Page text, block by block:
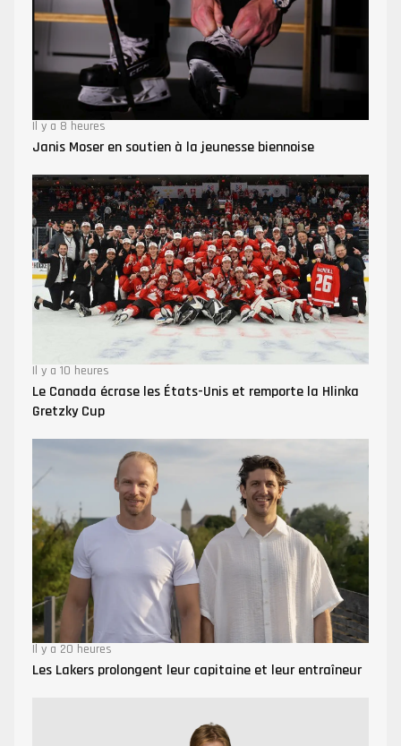
Il y a 8 heures
Janis Moser en soutien à la jeunesse biennoise
Il y a 10 heures
Le Canada écrase les États-Unis et remporte la Hlinka
Gretzky Cup
Il y a 20 heures
Les Lakers prolongent leur capitaine et leur entraîneur